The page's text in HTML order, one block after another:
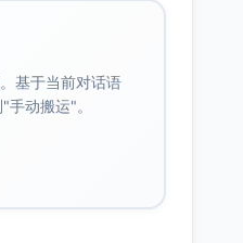
基于当前对话语
动搬运"。